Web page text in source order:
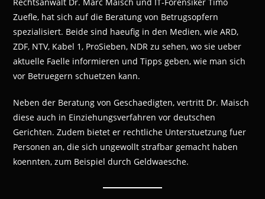
Rechtsanwalt Dr. Marc Maisch und IT-Forensiker Timo
Zuefle, hat sich auf die Beratung von Betrugsopfern
spezialisiert. Beide sind haeufig in den Medien, wie ARD,
ZDF, NTV, Kabel 1, ProSieben, NDR zu sehen, wo sie ueber
aktuelle Faelle informieren und Tipps geben, wie man sich
vor Betruegern schuetzen kann.
Neben der Beratung von Geschaedigten, vertritt Dr. Maisch
diese auch in Einziehungsverfahren vor deutschen
Gerichten. Zudem bietet er rechtliche Unterstuetzung fuer
Personen an, die sich ungewollt strafbar gemacht haben
koennten, zum Beispiel durch Geldwaesche.